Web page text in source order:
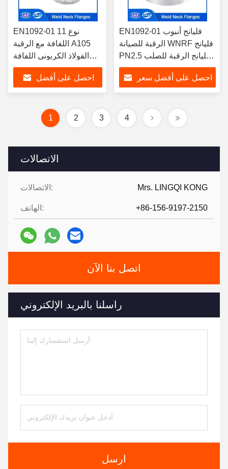
الاتصالات
الاتصالات: Mrs. LINGQI KONG
الهاتف: +86-156-9197-2150
اتصل بنا الآن
راسلنا بالبريد الإلكتروني
ارسل
EN1092-01 نوع 11
اللفافة مع الرقبة A105
الفولاذ الكربوني اللفافة
الرقبة PN 100 RFWN
اللفافة
احصل على أفضل
EN1092-01 فليانج أنبوب
الرقبة للصيانة WNRF فليانج
PN2.5 فليانج الرقبة للصلب
الكربوني A105 TYPE 11
للتطبيقات الصناعية
احصل على أفضل سعر
1 2 3 4